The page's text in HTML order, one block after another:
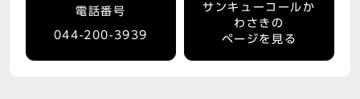
電話番号
044-200-3939
サンキューコールか
わさきの
ページを見る